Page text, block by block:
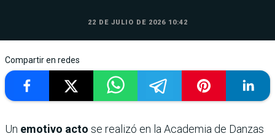
22 DE JULIO DE 2026 10:42
Compartir en redes
Un emotivo acto se realizó en la Academia de Danzas